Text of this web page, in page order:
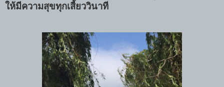
ให้มีความสุขทุกเสี้ยววินาที